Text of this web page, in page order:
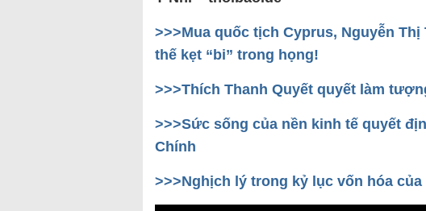
>>>Mua quốc tịch Cyprus, Nguyễn
thế kẹt “bi” trong họng!
>>>Thích Thanh Quyết quyết làm
>>>Sức sống của nền kinh tế quyết
Chính
>>>Nghịch lý trong kỷ lục vốn hóa của